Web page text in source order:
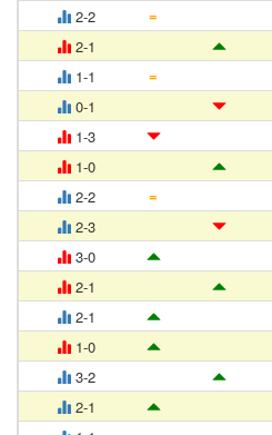
2-2
=
2-1
1-1
=
0-1
1-3
1-0
2-2
=
2-3
3-0
2-1
2-1
1-0
3-2
2-1